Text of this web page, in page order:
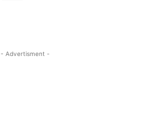
- Advertisment -